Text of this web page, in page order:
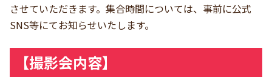
させていただきます。集合時間については、事前に公式
SNS等にてお知らせいたします。
【撮影会内容】